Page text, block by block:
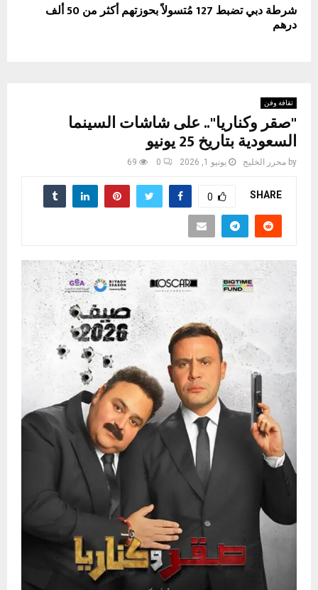
شرطة دبي تضبط 127 مُتسولاً بحوزتهم أكثر من 50 ألف
درهم
ثقافة وفن
"صقر وكناريا".. على شاشات السينما
السعودية بتاريخ 25 يونيو
by محرر الخليج يونيو 1, 2026 0
69
SHARE
0